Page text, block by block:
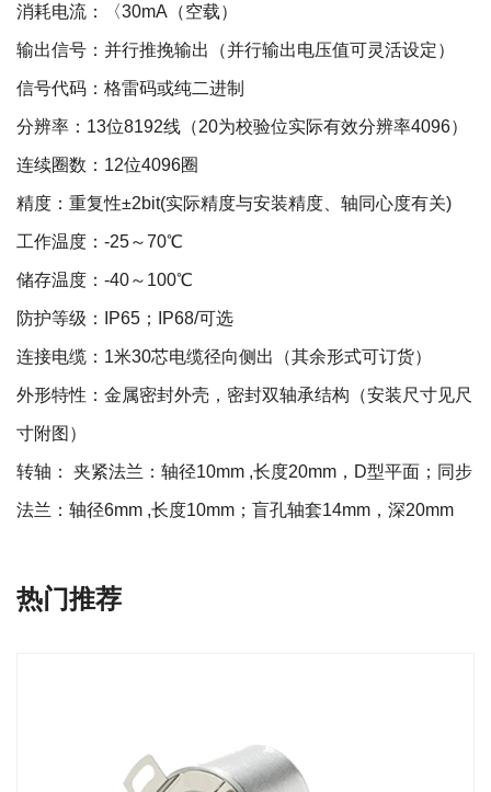
消耗电流：〈30mA（空载）
输出信号：并行推挽输出（并行输出电压值可灵活设定）
信号代码：格雷码或纯二进制
分辨率：13位8192线（20为校验位实际有效分辨率4096）
连续圈数：12位4096圈
精度：重复性±2bit(实际精度与安装精度、轴同心度有关)
工作温度：-25～70℃
储存温度：-40～100℃
防护等级：IP65；IP68/可选
连接电缆：1米30芯电缆径向侧出（其余形式可订货）
外形特性：金属密封外壳，密封双轴承结构（安装尺寸见尺
寸附图）
转轴： 夹紧法兰：轴径10mm ,长度20mm，D型平面；同步
法兰：轴径6mm ,长度10mm；盲孔轴套14mm，深20mm
热门推荐